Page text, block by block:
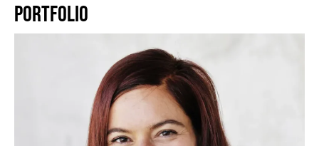
PORTFOLIO